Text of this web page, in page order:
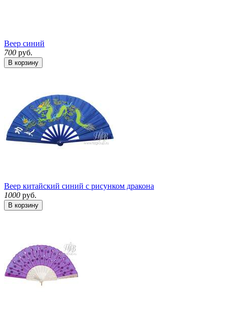
Веер синий
700 руб.
В корзину
Веер китайский синий с рисунком дракона
1000 руб.
В корзину